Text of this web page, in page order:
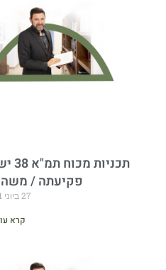
פקיעתה / משה
27 ביוני 2021
קרא